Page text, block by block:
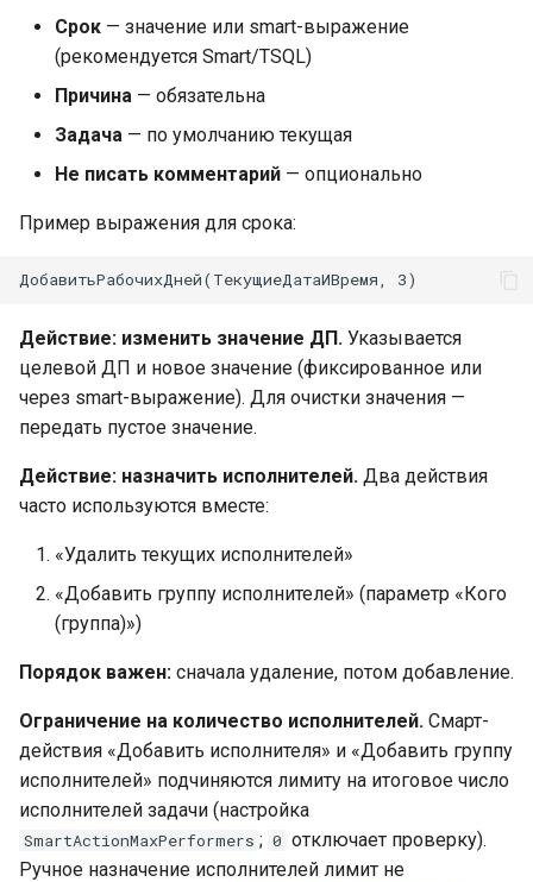
Срок — значение или smart-выражение
(рекомендуется Smart/TSQL)
Причина — обязательна
Задача — по умолчанию текущая
Не писать комментарий — опционально
Пример выражения для срока:
Действие: изменить значение ДП. Указывается
целевой ДП и новое значение (фиксированное или
через smart-выражение). Для очистки значения —
передать пустое значение.
Действие: назначить исполнителей. Два действия
часто используются вместе:
«Удалить текущих исполнителей»
«Добавить группу исполнителей» (параметр «Кого
(группа)»)
Порядок важен: сначала удаление, потом добавление.
Ограничение на количество исполнителей. Смарт-
действия «Добавить исполнителя» и «Добавить группу
исполнителей» подчиняются лимиту на итоговое число
исполнителей задачи (настройка
SmartActionMaxPerformers ; 0 отключает проверку).
Ручное назначение исполнителей лимит не